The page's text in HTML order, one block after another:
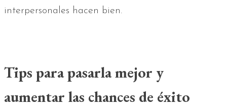
interpersonales hacen bien.
Tips para pasarla mejor y
aumentar las chances de éxito